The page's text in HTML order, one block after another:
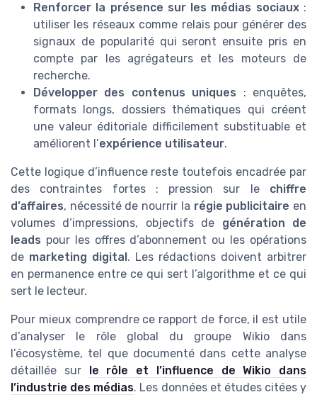
Renforcer la présence sur les médias sociaux:
utiliser les réseaux comme relais pour générer des
signaux de popularité qui seront ensuite pris en
compte par les agrégateurs et les moteurs de
recherche.
Développer des contenus uniques : enquêtes,
formats longs, dossiers thématiques qui créent
une valeur éditoriale difficilement substituable et
améliorent l’expérience utilisateur.
Cette logique d’influence reste toutefois encadrée par
des contraintes fortes : pression sur le chiffre
d’affaires, nécessité de nourrir la régie publicitaire en
volumes d’impressions, objectifs de génération de
leads pour les offres d’abonnement ou les opérations
de marketing digital . Les rédactions doivent arbitrer
en permanence entre ce qui sert l’algorithme et ce qui
sert le lecteur.
Pour mieux comprendre ce rapport de force, il est utile
d’analyser le rôle global du groupe Wikio dans
l’écosystème, tel que documenté dans cette analyse
détaillée sur
le rôle et l’influence de Wikio dans
l’industrie des médias. Les données et études citées y